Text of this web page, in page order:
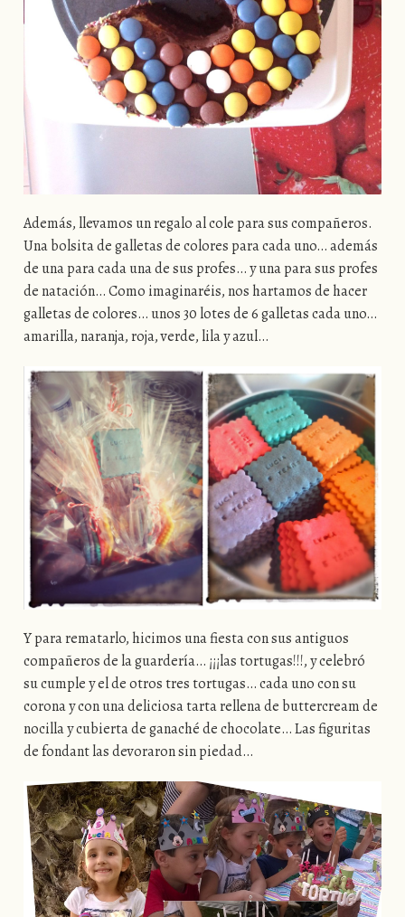
Además, llevamos un regalo al cole para sus compañeros.
Una bolsita de galletas de colores para cada uno… además
de una para cada una de sus profes… y una para sus profes
de natación… Como imaginaréis, nos hartamos de hacer
galletas de colores… unos 30 lotes de 6 galletas cada uno…
amarilla, naranja, roja, verde, lila y azul…
Y para rematarlo, hicimos una fiesta con sus antiguos
compañeros de la guardería… ¡¡¡las tortugas!!!, y celebró
su cumple y el de otros tres tortugas… cada uno con su
corona y con una deliciosa tarta rellena de buttercream de
nocilla y cubierta de ganaché de chocolate… Las figuritas
de fondant las devoraron sin piedad…